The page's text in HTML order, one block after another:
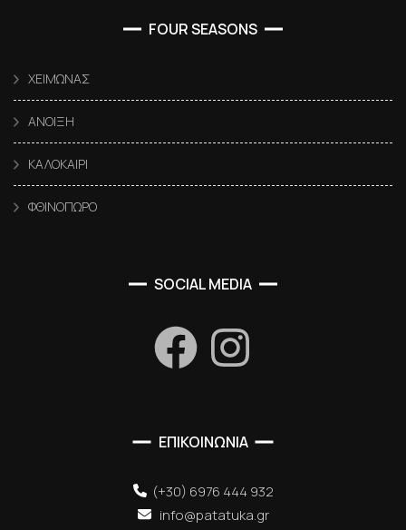
FOUR SEASONS
ΧΕΙΜΩΝΑΣ
ΑΝΟΙΞΗ
ΚΑΛΟΚΑΙΡΙ
ΦΘΙΝΟΠΩΡΟ
SOCIAL MEDIA
ΕΠΙΚΟΙΝΩΝΙΑ
(+30) 6976 444 932
info@patatuka.gr